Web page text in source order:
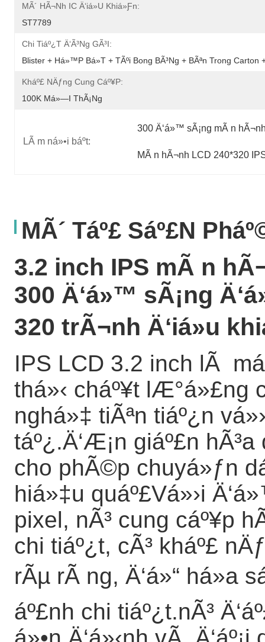
MÃ´ HÃ¬nh IC Ä‘iá»u Khiá»ƒn:
ST7789
Chi Tiáº¿t Ä‘Ã³ng GÃ³i:
Blister + Há»™p Bá»t + TÃºi Bong BÃ³ng + BÃªn Trong Carton
Kháº£ NÄƒng Cung Cáº¥p:
100K Má»—I ThÃ¡ng
LÃ m ná»•i báº­t:
300 Ä‘á»™ sÃ¡ng mÃ n
MÃ n hÃ¬nh LCD 240*320
MÃ´ Táº£ Sáº£n
3.2 inch IPS mÃ n
300 Ä‘á»™ sÃ¡ng
320 trÃ¬nh Ä‘iá»u
IPS LCD 3.2 inch lÃ
thá»‹ cháº¥t lÆ°á»£ng
nghá»‡ tiÃªn tiáº¿n
táº¿.Ä‘Æ¡n giáº£n
cho phÃ©p chuyá»ƒn
hiá»‡u quáº£Vá»›i
pixel, nÃ³ cung cáº¥p
chi tiáº¿t, cÃ³ kháº£
rÃµ rÃ ng, Ä‘á»“ há»a
áº£nh chi tiáº¿t.nÃ³